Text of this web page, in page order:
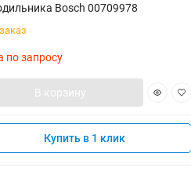
Bosch 00709978
по запросу
В корзину
Купить в 1 клик